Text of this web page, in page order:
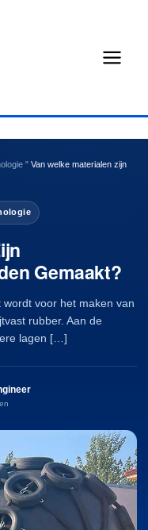
" Van welke materialen zijn
Gemaakt?
voor het maken van
rubber. Aan de
lagen […]